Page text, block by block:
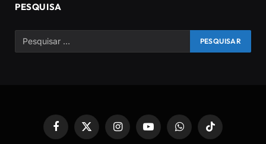
PESQUISA
Facebook
X
InstagramYouTubeWhatsAppTikTok